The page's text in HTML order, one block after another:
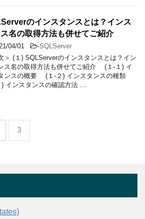
のインスタンスとは？インス
名の取得方法も併せてご紹介
04/01 -SQLServer
＞ (１) SQLServerのインスタンスとは？イン
ス名の取得方法も併せてご紹介 (１-１) イ
ンスの概要 (１-２) インスタンスの種類
) インスタンスの確認方法 …
3